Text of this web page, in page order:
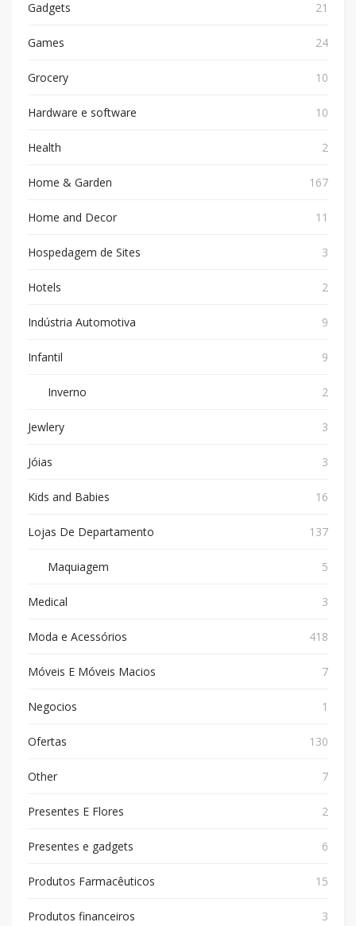
Gadgets 21
Games 24
Grocery 10
Hardware e software 10
Health 2
Home & Garden 167
Home and Decor 11
Hospedagem de Sites 3
Hotels 2
Indústria Automotiva 9
Infantil 9
Inverno 2
Jewlery 3
Jóias 3
Kids and Babies 16
Lojas De Departamento 137
Maquiagem 5
Medical 3
Moda e Acessórios 418
Móveis E Móveis Macios 7
Negocios 1
Ofertas 130
Other 7
Presentes E Flores 2
Presentes e gadgets 6
Produtos Farmacêuticos 15
Produtos financeiros 3